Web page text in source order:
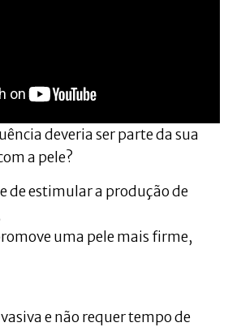
deveria ser parte da sua
a pele?
de estimular a produção de
uma pele mais firme,
e não requer tempo de